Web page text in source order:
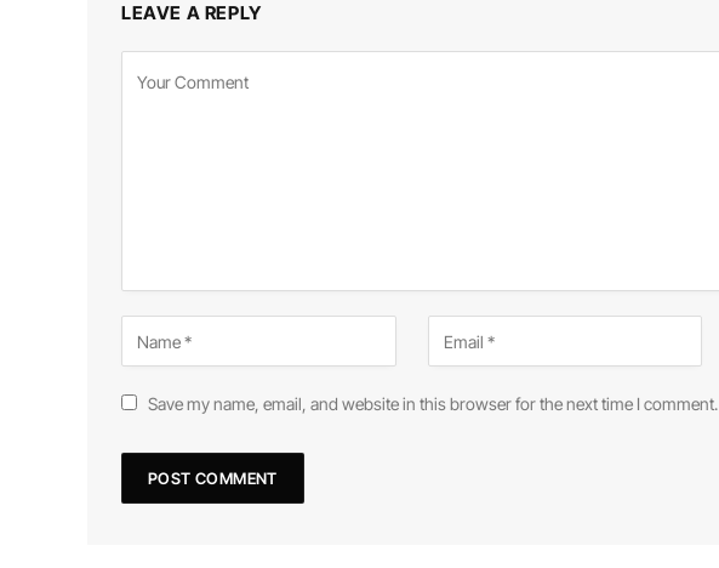
LEAVE A REPLY
Save my name, email, and website in this browser for the next time I comment.